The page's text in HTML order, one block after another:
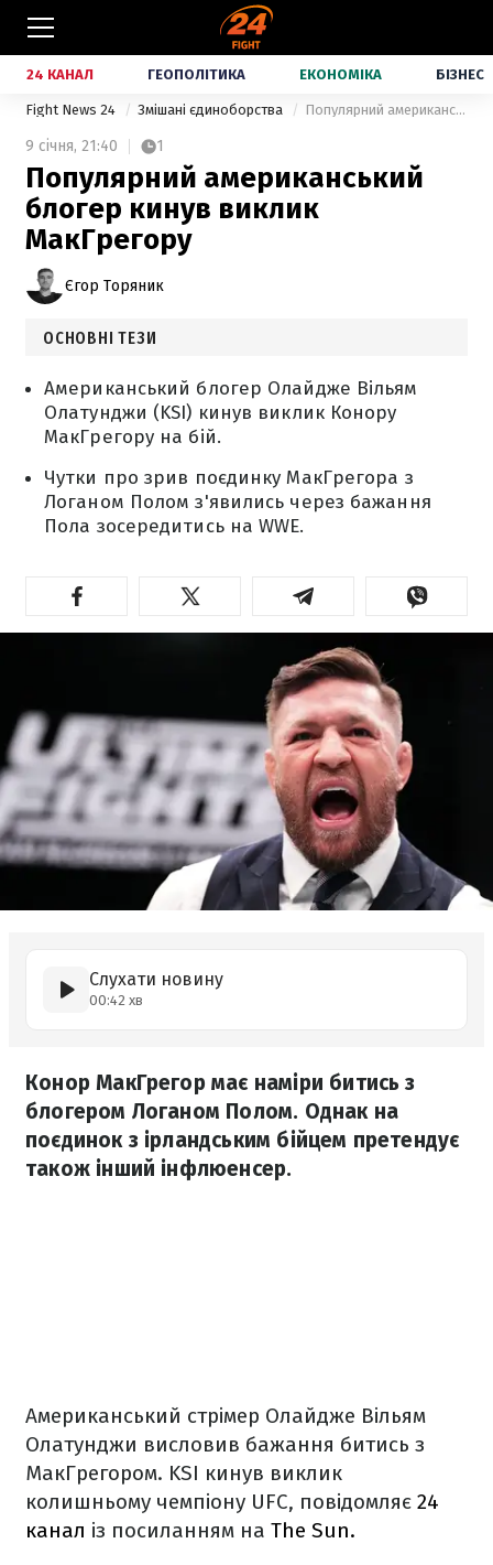
24 КАНАЛ ГЕОПОЛІТИКА ЕКОНОМІКА БІЗНЕС
Fight News 24 Змішані єдиноборства Популярний американський блогер кинув виклик МакГрегору
9 січня, 21:40 1
Популярний американський
блогер кинув виклик
МакГрегору
Єгор Торяник
ОСНОВНІ ТЕЗИ
Американський блогер Олайдже Вільям
Олатунджи (KSI) кинув виклик Конору
МакГрегору на бій.
Чутки про зрив поєдинку МакГрегора з
Логаном Полом з'явились через бажання
Пола зосередитись на WWE.
Слухати новину
00:42 хв
Конор МакГрегор має наміри битись з
блогером Логаном Полом. Однак на
поєдинок з ірландським бійцем претендує
також інший інфлюенсер.
Американський стрімер Олайдже Вільям
Олатунджи висловив бажання битись з
МакГрегором. KSI кинув виклик
колишньому чемпіону UFC, повідомляє 24
канал із посиланням на The Sun.